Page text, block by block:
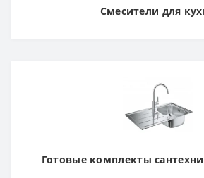
Смесители для
Готовые комплекты